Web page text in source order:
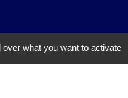
- Accessibilité -
what you want to activate